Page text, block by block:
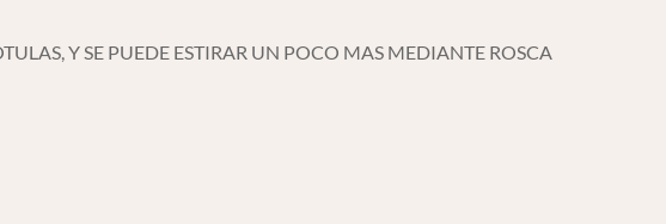
Y SE PUEDE ESTIRAR UN POCO MAS MEDIANTE ROSCA